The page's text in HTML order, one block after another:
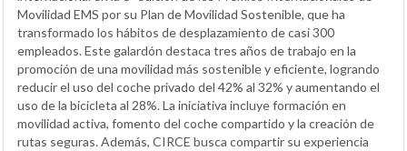
Movilidad EMS por su Plan de Movilidad Sostenible, que ha
transformado los hábitos de desplazamiento de casi 300
empleados. Este galardón destaca tres años de trabajo en la
promoción de una movilidad más sostenible y eficiente, logrando
reducir el uso del coche privado del 42% al 32% y aumentando el
uso de la bicicleta al 28%. La iniciativa incluye formación en
movilidad activa, fomento del coche compartido y la creación de
rutas seguras. Además, CIRCE busca compartir su experiencia